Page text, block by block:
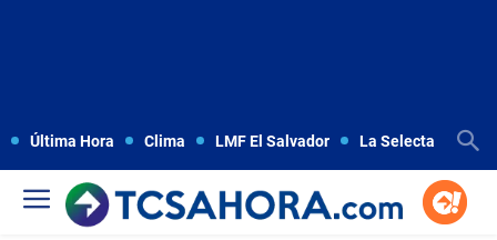
Última Hora Clima LMF El Salvador La Selecta